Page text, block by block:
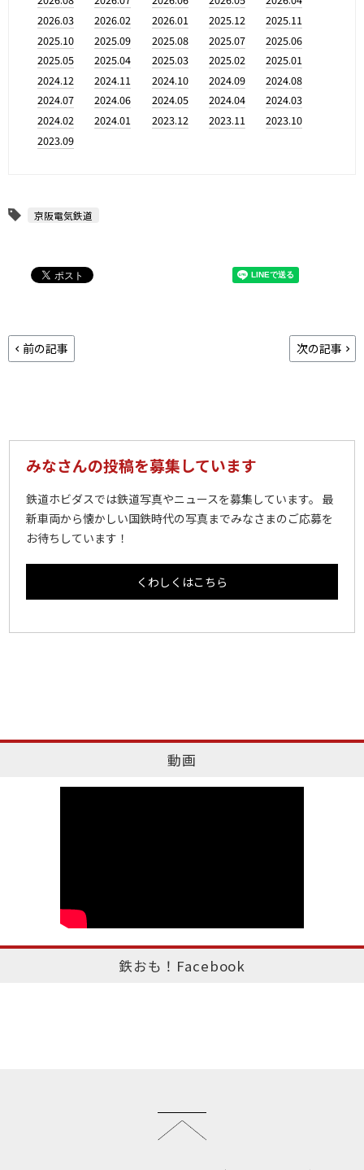
2026.03
2026.02 2026.01 2025.12
2025.11
2025.10
2025.09 2025.08 2025.07
2025.06
2025.05
2025.04 2025.03 2025.02
2025.01
2024.12
2024.11 2024.10 2024.09
2024.08
2024.07
2024.06 2024.05 2024.04
2024.03
2024.02
2024.01 2023.12 2023.11
2023.10
2023.09
京阪電気鉄道
前の記事 次の記事
みなさんの投稿を募集しています
鉄道ホビダスでは鉄道写真やニュースを募集しています。 最
新車両から懐かしい国鉄時代の写真までみなさまのご応募を
お待ちしています！
くわしくはこちら
動画
鉄おも！Facebook